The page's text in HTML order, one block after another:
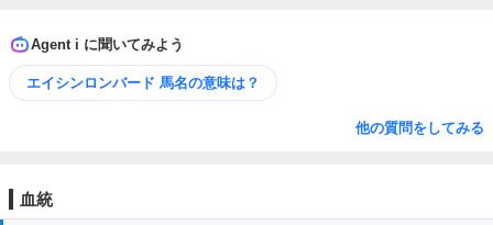
Agent i に聞いてみよう
エイシンロンバード 馬名の意味は？
他の質問をしてみる
血統